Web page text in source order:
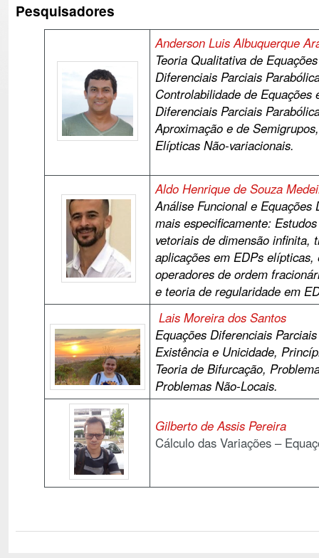
Pesquisadores
Anderson Luis Albuquerque
Teoria Qualitativa de Equaçõ
Diferenciais Parciais
Controlabilidade de Equações
Diferenciais Parciais
Aproximação e de
Elípticas Não-variacionais.
Aldo Henrique de Souza
Análise Funcional e Equações
mais especificamente:
vetoriais de dimensão infinita,
aplicações em EDPs elípticas,
operadores de ordem
e teoria de regularidade em
Lais Moreira dos Santos
Equações Diferenciais
Existência e Unicidade, Princí
Teoria de Bifurcação,
Problemas Não-Locais.
Gilberto de Assis Pereira
Cálculo das Variações –